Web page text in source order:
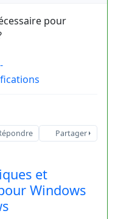
pour
Partager
et
Windows